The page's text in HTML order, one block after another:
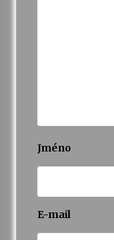
Jméno
E-mail